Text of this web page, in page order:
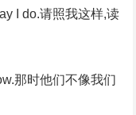
I do.请照我这样,读
那时他们不像我们